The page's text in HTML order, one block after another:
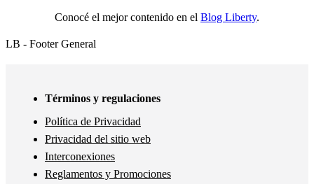
Conocé el mejor contenido en el Blog Liberty.
LB - Footer General
Términos y regulaciones
Política de Privacidad
Privacidad del sitio web
Interconexiones
Reglamentos y Promociones